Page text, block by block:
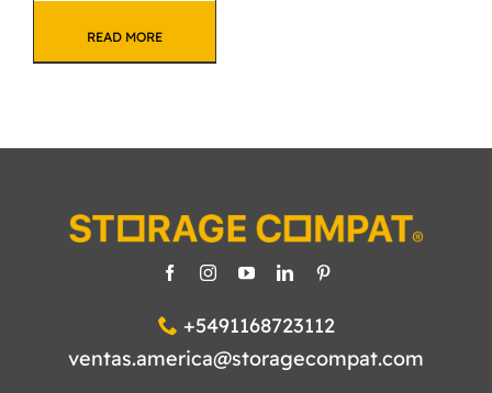
READ MORE
+5491168723112
ventas.america@storagecompat.com